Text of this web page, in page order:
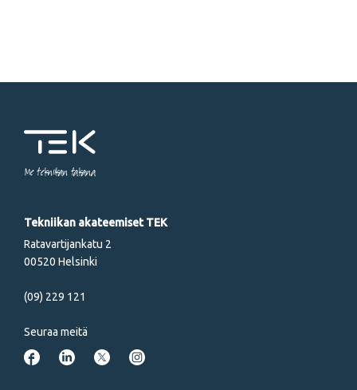
Me tekniikan takana
Tekniikan akateemiset TEK
Ratavartijankatu 2
00520 Helsinki
(09) 229 121
Seuraa meitä